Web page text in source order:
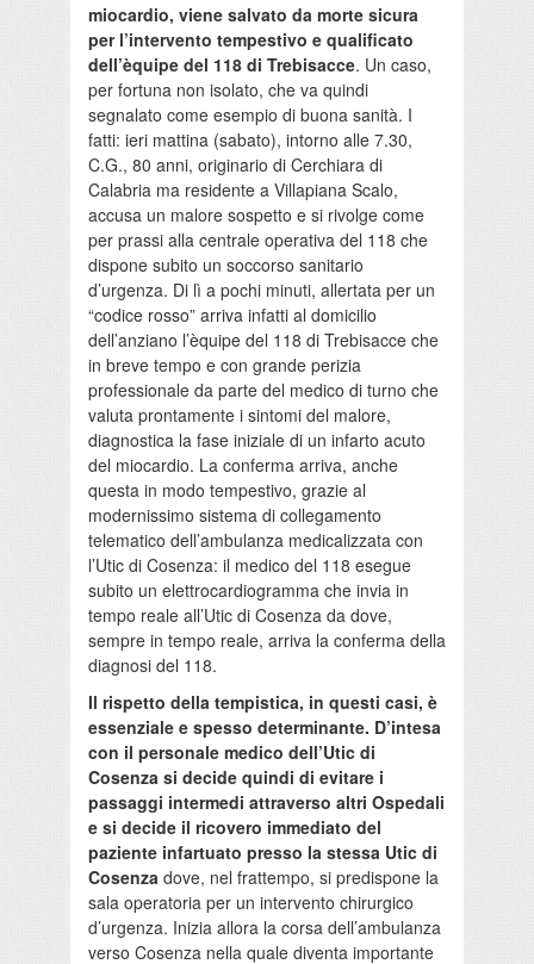
miocardio, viene salvato da morte sicura
per l’intervento tempestivo e qualificato
dell’èquipe del 118 di Trebisacce. Un caso,
per fortuna non isolato, che va quindi
segnalato come esempio di buona sanità. I
fatti: ieri mattina (sabato), intorno alle 7.30,
C.G., 80 anni, originario di Cerchiara di
Calabria ma residente a Villapiana Scalo,
accusa un malore sospetto e si rivolge come
per prassi alla centrale operativa del 118 che
dispone subito un soccorso sanitario
d’urgenza. Di lì a pochi minuti, allertata per un
“codice rosso” arriva infatti al domicilio
dell’anziano l’èquipe del 118 di Trebisacce che
in breve tempo e con grande perizia
professionale da parte del medico di turno che
valuta prontamente i sintomi del malore,
diagnostica la fase iniziale di un infarto acuto
del miocardio. La conferma arriva, anche
questa in modo tempestivo, grazie al
modernissimo sistema di collegamento
telematico dell’ambulanza medicalizzata con
l’Utic di Cosenza: il medico del 118 esegue
subito un elettrocardiogramma che invia in
tempo reale all’Utic di Cosenza da dove,
sempre in tempo reale, arriva la conferma della
diagnosi del 118.
Il rispetto della tempistica, in questi casi, è
essenziale e spesso determinante. D’intesa
con il personale medico dell’Utic di
Cosenza si decide quindi di evitare i
passaggi intermedi attraverso altri Ospedali
e si decide il ricovero immediato del
paziente infartuato presso la stessa Utic di
Cosenza dove, nel frattempo, si predispone la
sala operatoria per un intervento chirurgico
d’urgenza. Inizia allora la corsa dell’ambulanza
verso Cosenza nella quale diventa importante